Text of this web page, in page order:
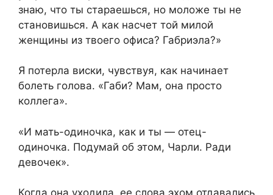
знаю, что ты стараешься, но моложе ты не
становишься. А как насчет той милой
женщины из твоего офиса? Габриэла?»
Я потерла виски, чувствуя, как начинает
болеть голова. «Габи? Мам, она просто
коллега».
«И мать-одиночка, как и ты — отец-
одиночка. Подумай об этом, Чарли. Ради
девочек».